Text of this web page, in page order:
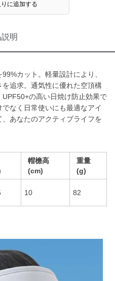
に追加する
明
カット。軽量設計により、
追求。通気性に優れた空頂構
の高い日焼け防止効果で
なく日常使いにも最適なアイ
あなたのアクティブライフを
帽檐高
(cm)
重量
(g)
10 82